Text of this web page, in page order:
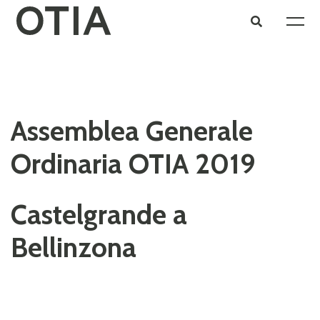
Assemblea Generale
Ordinaria OTIA 2019
Castelgrande a
Bellinzona